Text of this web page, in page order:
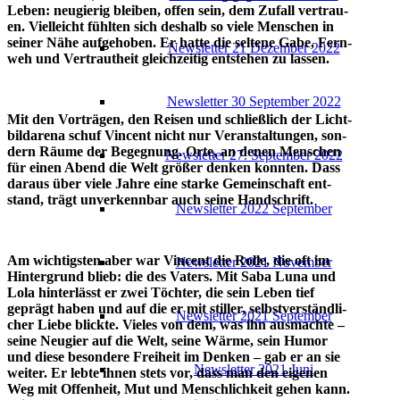
News­let­ter 21 Dezem­ber 2022
News­let­ter 30 Sep­tem­ber 2022
News­let­ter 27. Sep­tem­ber 2022
News­let­ter 2022 September
News­let­ter 2021 November
News­let­ter 2021 September
News­let­ter 2021 Juni
Leben: neu­gie­rig blei­ben, offen sein, dem Zufall ver­trau­
en. Viel­leicht fühl­ten sich des­halb so vie­le Men­schen in
sei­ner Nähe auf­ge­ho­ben. Er hat­te die sel­te­ne Gabe, Fern­
weh und Ver­traut­heit gleich­zei­tig ent­ste­hen zu lassen.
Mit den Vor­trä­gen, den Rei­sen und schließ­lich der Licht­
bilda­re­na schuf Vin­cent nicht nur Ver­an­stal­tun­gen, son­
dern Räu­me der Begeg­nung. Orte, an denen Men­schen
für einen Abend die Welt grö­ßer den­ken konn­ten. Dass
dar­aus über vie­le Jah­re eine star­ke Gemein­schaft ent­
stand, trägt unver­kenn­bar auch sei­ne Handschrift.
Am wich­tigs­ten aber war Vin­cent die Rol­le, die oft im
Hin­ter­grund blieb: die des Vaters. Mit Saba Luna und
Lola hin­ter­lässt er zwei Töch­ter, die sein Leben tief
geprägt haben und auf die er mit stil­ler, selbst­ver­ständ­li­
cher Lie­be blick­te. Vie­les von dem, was ihn aus­mach­te –
sei­ne Neu­gier auf die Welt, sei­ne Wär­me, sein Humor
und die­se beson­de­re Frei­heit im Den­ken – gab er an sie
wei­ter. Er leb­te ihnen stets vor, dass man den eige­nen
Weg mit Offen­heit, Mut und Mensch­lich­keit gehen kann.